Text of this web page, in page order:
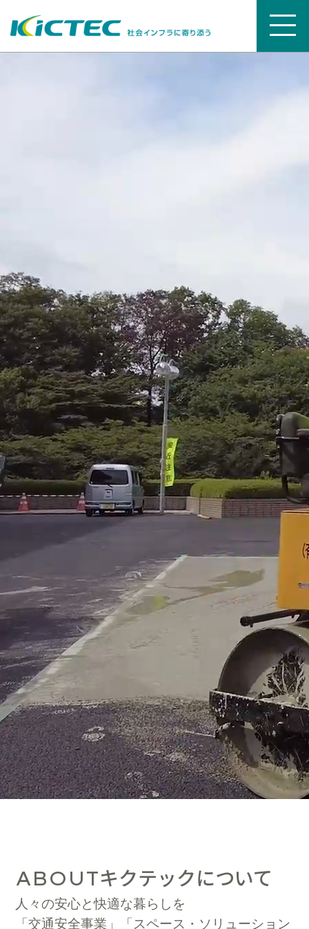
ABOUTキクテックについて
人々の安心と快適な暮らしを
「交通安全事業」「スペース・ソリューション